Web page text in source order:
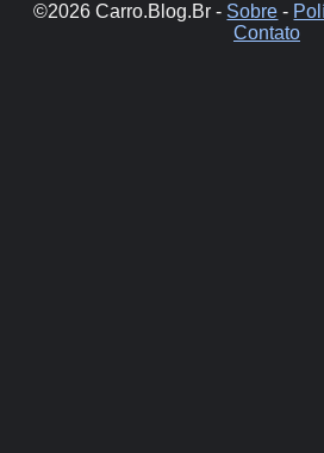
©2026 Carro.Blog.Br - Sobre -
Contato